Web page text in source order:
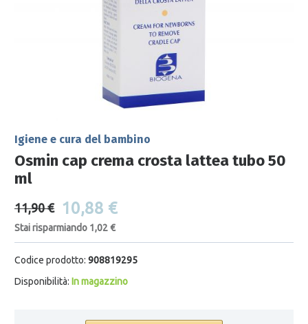
Igiene e cura del bambino
Osmin cap crema crosta lattea tubo 50
ml
11,90 € 10,88 €
Stai risparmiando 1,02 €
Codice prodotto: 908819295
Disponibilità: In magazzino